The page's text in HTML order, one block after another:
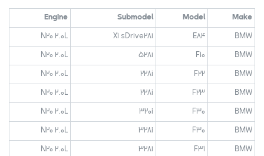
Make
Model
Submodel
Engine
BMW
E84
X1 sDrive28i
N20 2.0L
BMW
F10
528i
N20 2.0L
BMW
F22
228i
N20 2.0L
BMW
F23
228i
N20 2.0L
BMW
F30
320i
N20 2.0L
BMW
F30
328i
N20 2.0L
BMW
F31
328i
N20 2.0L